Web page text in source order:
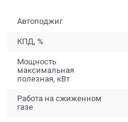
Автоподжиг
КПД, %
Мощность
максимальная
полезная, кВт
Работа на сжиженном
газе